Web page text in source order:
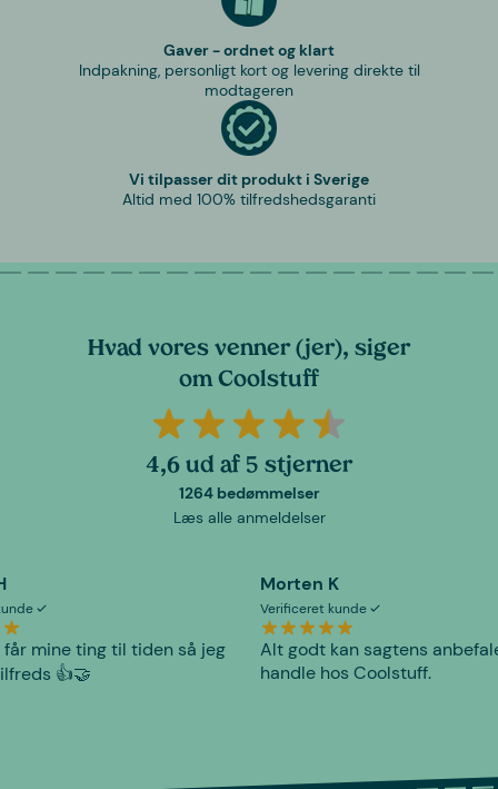
Gaver - ordnet og klart
Indpakning, personligt kort og levering direkte til
modtageren
Vi tilpasser dit produkt i Sverige
Altid med 100% tilfredshedsgaranti
Hvad vores venner (jer), siger
om Coolstuff
4,6 ud af 5 stjerner
1264 bedømmelser
Læs alle anmeldelser
får mine ting til tiden så jeg
👍🤝
Morten K
Verificeret kunde
Alt godt kan sagtens
handle hos Coolstuff.